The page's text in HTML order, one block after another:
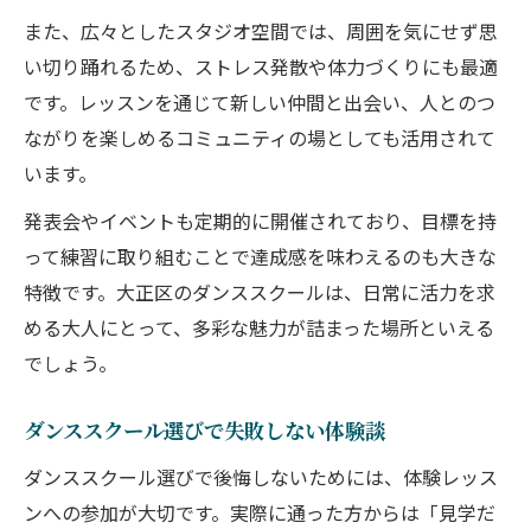
と特徴
発表会で輝くためのダンススクール活用術
経験ゼロでも楽しめる大人向けレッスン事情
ル
大阪ダンススクールのレッスン内容を徹底
解説
大人に優しいダンススクールのサポート体
制
仕事帰りも安心のダンススクール通い方ガイド
また、広々としたスタジオ空間では、周囲を気にせず思
い切り踊れるため、ストレス発散や体力づくりにも最適
です。レッスンを通じて新しい仲間と出会い、人とのつ
ながりを楽しめるコミュニティの場としても活用されて
います。
発表会やイベントも定期的に開催されており、目標を持
って練習に取り組むことで達成感を味わえるのも大きな
特徴です。大正区のダンススクールは、日常に活力を求
める大人にとって、多彩な魅力が詰まった場所といえる
でしょう。
ダンススクール選びで失敗しない体験談
ダンススクール選びで後悔しないためには、体験レッス
ンへの参加が大切です。実際に通った方からは「見学だ